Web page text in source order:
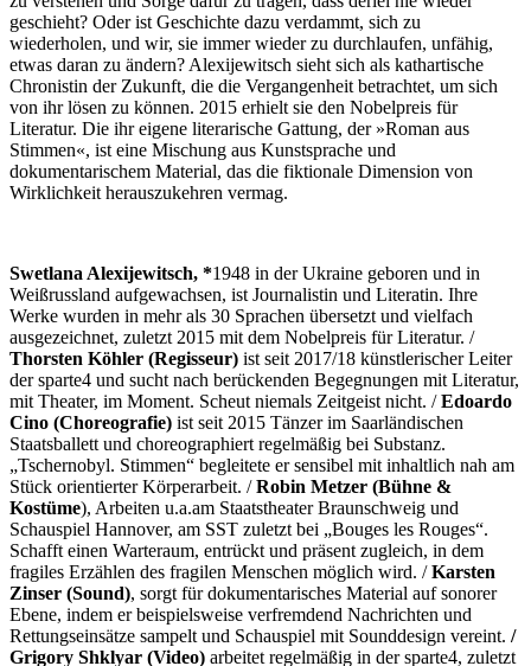
geschieht? Oder ist Geschichte dazu verdammt, sich zu
wiederholen, und wir, sie immer wieder zu durchlaufen, unfähig,
etwas daran zu ändern? Alexijewitsch sieht sich als kathartische
Chronistin der Zukunft, die die Vergangenheit betrachtet, um sich
von ihr lösen zu können. 2015 erhielt sie den Nobelpreis für
Literatur. Die ihr eigene literarische Gattung, der »Roman aus
Stimmen«, ist eine Mischung aus Kunstsprache und
dokumentarischem Material, das die fiktionale Dimension von
Wirklichkeit herauszukehren vermag.
Swetlana Alexijewitsch, *1948 in der Ukraine geboren und in
Weißrussland aufgewachsen, ist Journalistin und Literatin. Ihre
Werke wurden in mehr als 30 Sprachen übersetzt und vielfach
ausgezeichnet, zuletzt 2015 mit dem Nobelpreis für Literatur. /
Thorsten Köhler (Regisseur) ist seit 2017/18 künstlerischer Leiter
der sparte4 und sucht nach berückenden Begegnungen mit Literatur,
mit Theater, im Moment. Scheut niemals Zeitgeist nicht. /Edoardo
Cino (Choreografie) ist seit 2015 Tänzer im Saarländischen
Staatsballett und choreographiert regelmäßig bei Substanz.
„Tschernobyl. Stimmen“ begleitete er sensibel mit inhaltlich nah am
Stück orientierter Körperarbeit. /Robin Metzer (Bühne &
Kostüme), Arbeiten u.a.am Staatstheater Braunschweig und
Schauspiel Hannover, am SST zuletzt bei „Bouges les Rouges“.
Schafft einen Warteraum, entrückt und präsent zugleich, in dem
fragiles Erzählen des fragilen Menschen möglich wird. /Karsten
Zinser (Sound), sorgt für dokumentarisches Material auf sonorer
Ebene, indem er beispielsweise verfremdend Nachrichten und
Rettungseinsätze sampelt und Schauspiel mit Sounddesign vereint. /
Grigory Shklyar (Video) arbeitet regelmäßig in der sparte4, zuletzt